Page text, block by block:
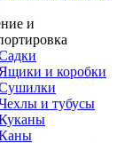
и
Ящики и коробки
и тубусы